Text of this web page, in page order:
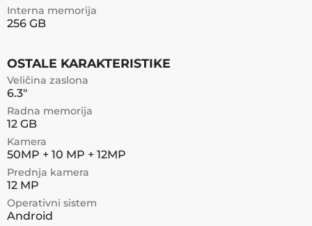
Interna memorija
256 GB
OSTALE KARAKTERISTIKE
Veličina zaslona
6.3"
Radna memorija
12 GB
Kamera
50MP + 10 MP + 12MP
Prednja kamera
12 MP
Operativni sistem
Android